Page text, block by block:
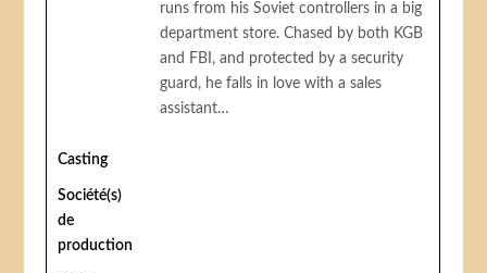
runs from his Soviet controllers in a big
department store. Chased by both KGB
and FBI, and protected by a security
guard, he falls in love with a sales
assistant…
Casting
Société(s)
de
production